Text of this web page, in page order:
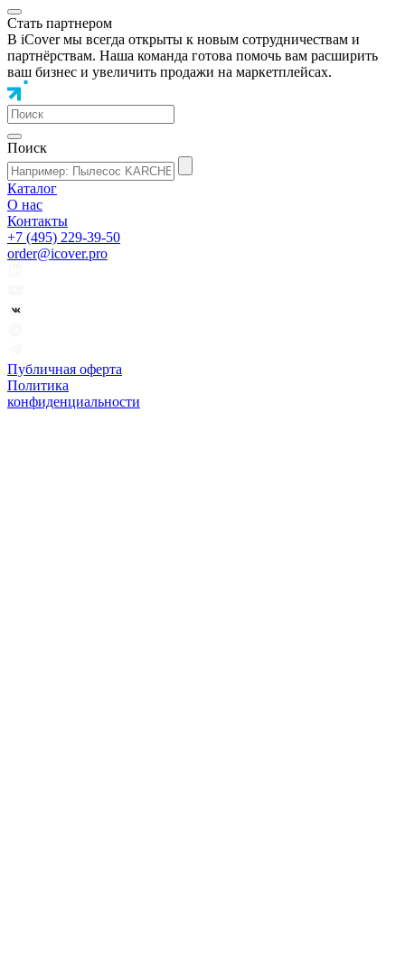
Стать партнером
В iCover мы всегда открыты к новым сотрудничествам и
партнёрствам. Наша команда готова помочь вам расширить
ваш бизнес и увеличить продажи на маркетплейсах.
Поиск
Каталог
О нас
Контакты
+7 (495) 229-39-50
order@icover.pro
Публичная оферта
Политика
конфиденциальности